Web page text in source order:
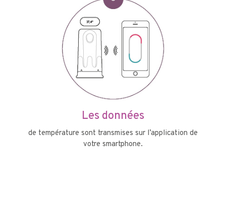
Les données
de température sont transmises sur l’application de
votre smartphone.